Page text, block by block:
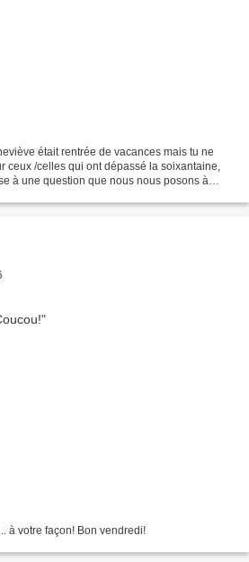
était rentrée de vacances mais tu ne
ceux /celles qui ont dépassé la soixantaine,
à une question que nous nous posons à
à votre façon! Bon vendredi!